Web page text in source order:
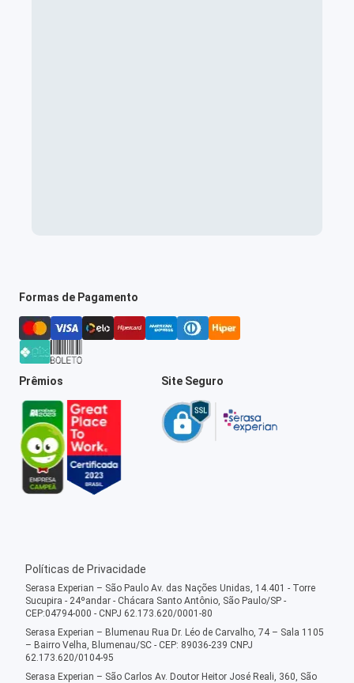
Formas de Pagamento
Prêmios Site Seguro
Políticas de Privacidade
Serasa Experian – São Paulo Av. das Nações Unidas, 14.401 - Torre
Sucupira - 24ºandar - Chácara Santo Antônio, São Paulo/SP -
CEP:04794-000 - CNPJ 62.173.620/0001-80
Serasa Experian – Blumenau Rua Dr. Léo de Carvalho, 74 – Sala 1105
– Bairro Velha, Blumenau/SC - CEP: 89036-239 CNPJ
62.173.620/0104-95
Serasa Experian – São Carlos Av. Doutor Heitor José Reali, 360, São